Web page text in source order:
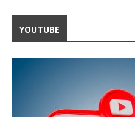
YOUTUBE